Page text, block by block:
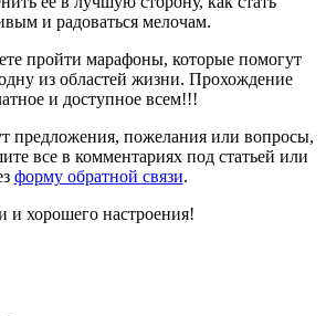
и радоваться мелочам.
пройти марафоны, которые помогут
из областей жизни. Прохождение
и доступное всем!!!
предложения, пожелания или вопросы,
все в комментариях под статьей или
форму обратной связи.
и хорошего настроения!